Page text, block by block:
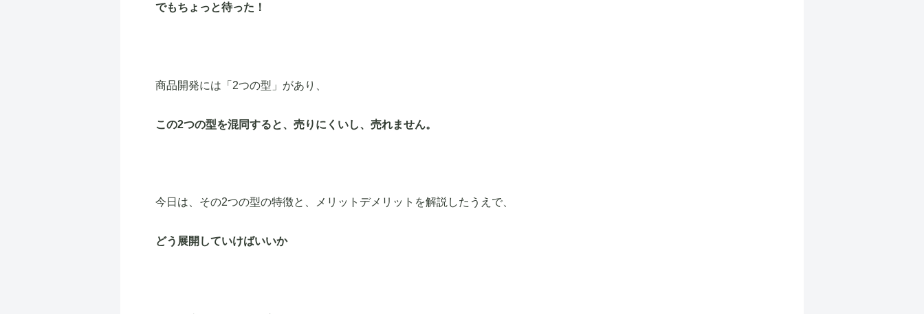
でもちょっと待った！
商品開発には「2つの型」があり、
この2つの型を混同すると、 売りにくいし、売れません。
今日は、その2つの型の特徴と、メリットデメリットを解説したうえで、
どう展開していけばいいか